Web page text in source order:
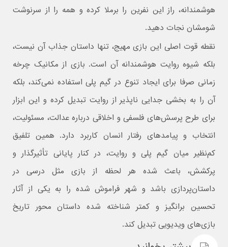
هوشمندانه، راز این نفرین را برملا کرده و همه را از سرنوشت
شومشان نجات دهید.
نقطه قوت اصلی این بازی مهیج، تنها داستان جذاب آن نیست،
بلکه شیوه روایت هوشمندانه آن است. بازی از مکانیک چرخه
زمانی صرفا برای ایجاد تنوع در گیم‌ پلی استفاده نمی‌کند، بلکه
آن را به بخشی جدایی‌ ناپذیر از روایت تبدیل کرده و این ابزار
برای طرح پرسش‌های فلسفی و اخلاقی درباره عدالت، مسئولیت،
انتخاب و پیامدهای رفتار انسان کاربرد دارد. همین تلفیق
کم‌نظیر میان گیم‌ پلی و روایت، در کنار پایانی تأثیرگذار و
پرکشش، باعث شده هر لحظه از بازی مثل درسی در
داستان‌پردازی باشد و شهر فراموش شده را به یکی از آثار
تحسین برانگیز و کمتر شناخته‌ شده‌ داستان‌ محور تاریخ
بازی‌های ویدیویی تبدیل کند.